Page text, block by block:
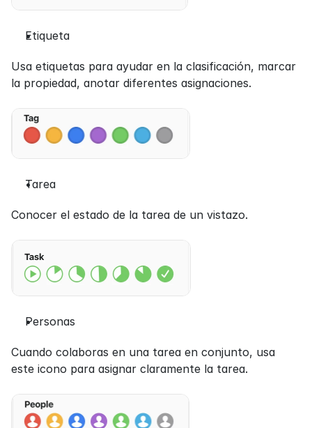
Etiqueta
Usa etiquetas para ayudar en la clasificación, marcar
la propiedad, anotar diferentes asignaciones.
Tarea
Conocer el estado de la tarea de un vistazo.
Personas
Cuando colaboras en una tarea en conjunto, usa
este icono para asignar claramente la tarea.